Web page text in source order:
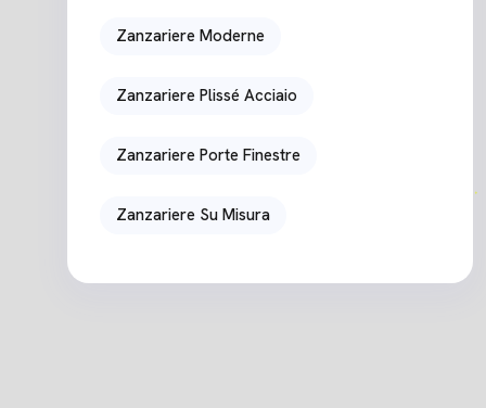
Zanzariere Moderne
Zanzariere Plissé Acciaio
Zanzariere Porte Finestre
Zanzariere Su Misura